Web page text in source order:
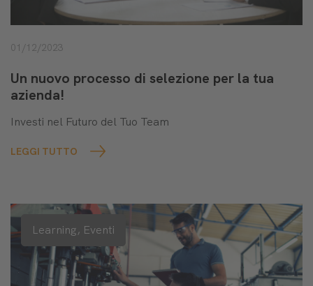
01/12/2023
Un nuovo processo di selezione per la tua
azienda!
Investi nel Futuro del Tuo Team
LEGGI TUTTO
Learning, Eventi